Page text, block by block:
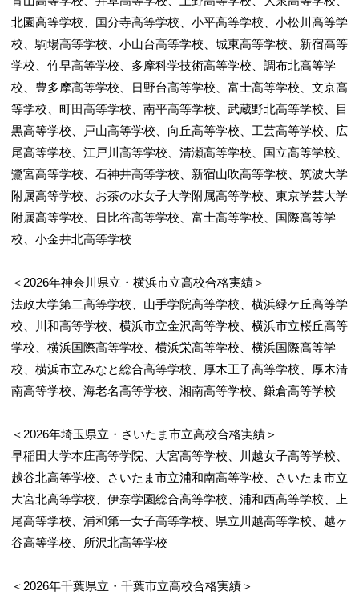
北園高等学校、国分寺高等学校、小平高等学校、小松川高等学
校、駒場高等学校、小山台高等学校、城東高等学校、新宿高等
学校、竹早高等学校、多摩科学技術高等学校、調布北高等学
校、豊多摩高等学校、日野台高等学校、富士高等学校、文京高
等学校、町田高等学校、南平高等学校、武蔵野北高等学校、目
黒高等学校、戸山高等学校、向丘高等学校、工芸高等学校、広
尾高等学校、江戸川高等学校、清瀬高等学校、国立高等学校、
鷺宮高等学校、石神井高等学校、新宿山吹高等学校、筑波大学
附属高等学校、お茶の水女子大学附属高等学校、東京学芸大学
附属高等学校、日比谷高等学校、富士高等学校、国際高等学
校、小金井北高等学校
＜2026年神奈川県立・横浜市立高校合格実績＞
法政大学第二高等学校、山手学院高等学校、横浜緑ケ丘高等学
校、川和高等学校、横浜市立金沢高等学校、横浜市立桜丘高等
学校、横浜国際高等学校、横浜栄高等学校、横浜国際高等学
校、横浜市立みなと総合高等学校、厚木王子高等学校、厚木清
南高等学校、海老名高等学校、湘南高等学校、鎌倉高等学校
＜2026年埼玉県立・さいたま市立高校合格実績＞
早稲田大学本庄高等学院、大宮高等学校、川越女子高等学校、
越谷北高等学校、さいたま市立浦和南高等学校、さいたま市立
大宮北高等学校、伊奈学園総合高等学校、浦和西高等学校、上
尾高等学校、浦和第一女子高等学校、県立川越高等学校、越ヶ
谷高等学校、所沢北高等学校
＜2026年千葉県立・千葉市立高校合格実績＞